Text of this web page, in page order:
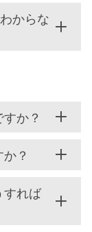
からな
か？
？
すれば